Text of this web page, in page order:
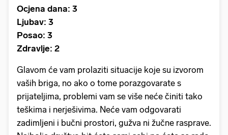
Ocjena dana: 3
Ljubav: 3
Posao: 3
Zdravlje: 2
Glavom će vam prolaziti situacije koje su izvorom
vaših briga, no ako o tome porazgovarate s
prijateljima, problemi vam se više neće činiti tako
teškima i nerješivima. Neće vam odgovarati
zadimljeni i bučni prostori, gužva ni žučne rasprave.